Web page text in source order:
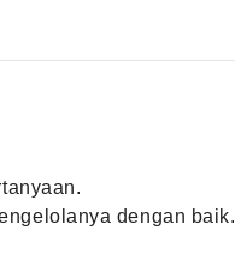
dengan baik.